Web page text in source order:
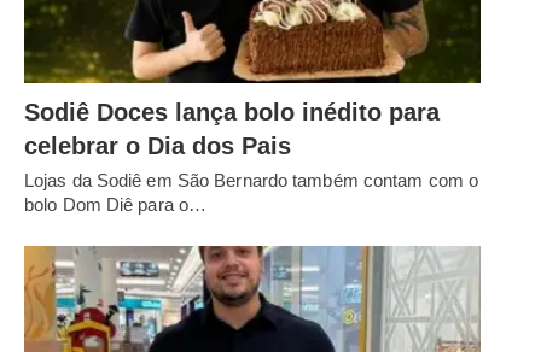
Sodiê Doces lança bolo inédito para
celebrar o Dia dos Pais
Lojas da Sodiê em São Bernardo também contam com o
bolo Dom Diê para o…